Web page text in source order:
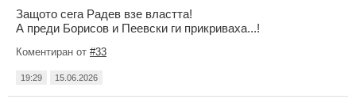
Защото сега Радев взе властта!
А преди Борисов и Пеевски ги прикриваха...!
Коментиран от #33
19:29 15.06.2026